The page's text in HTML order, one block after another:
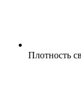
Плотность